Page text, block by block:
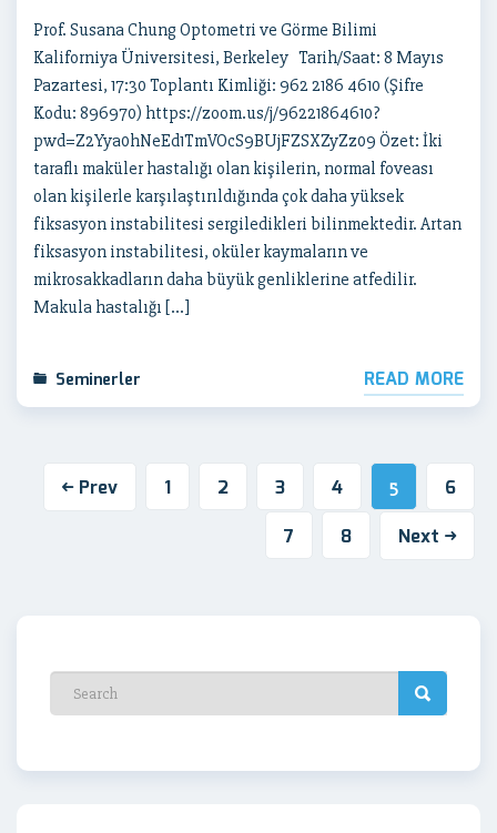
Prof. Susana Chung Optometri ve Görme Bilimi
Kaliforniya Üniversitesi, Berkeley Tarih/Saat: 8 Mayıs
Pazartesi, 17:30 Toplantı Kimliği: 962 2186 4610 (Şifre
Kodu: 896970) https://zoom.us/j/96221864610?
pwd=Z2Yya0hNeEd1TmVOcS9BUjFZSXZyZz09 Özet: İki
taraflı maküler hastalığı olan kişilerin, normal foveası
olan kişilerle karşılaştırıldığında çok daha yüksek
fiksasyon instabilitesi sergiledikleri bilinmektedir. Artan
fiksasyon instabilitesi, oküler kaymaların ve
mikrosakkadların daha büyük genliklerine atfedilir.
Makula hastalığı […]
Seminerler READ MORE
Prev 1 2 3 4 5
6
7
8 Next